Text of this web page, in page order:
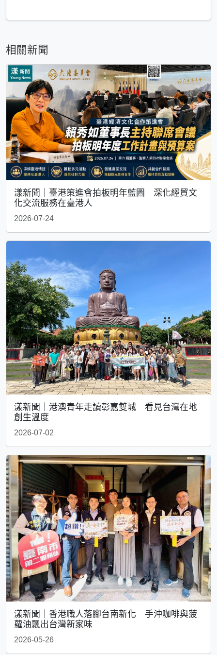
相關新聞
漾新聞｜臺港策進會拍板明年藍圖 深化經貿文
化交流服務在臺港人
2026-07-24
漾新聞｜港澳青年走讀彰嘉雙城 看見台灣在地
創生溫度
2026-07-02
漾新聞｜香港職人落腳台南新化 手沖咖啡與菠
蘿油飄出台灣新家味
2026-05-26